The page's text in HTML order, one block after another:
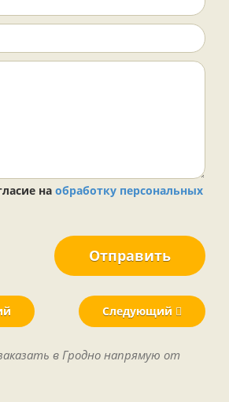
на обработку персональных
Отправить
Следующий
в Гродно напрямую от